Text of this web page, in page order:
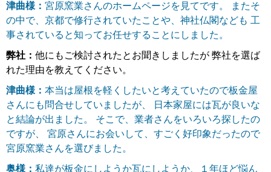
津曲様： 宮原窯業さんのホームページを見てです。 またそ
の中で、京都で修行されていたことや、神社仏閣なども 工
事されていると知ってお任せすることにしました。
弊社： 他にもご検討されたとお聞きしましたが 弊社を選ば
れた理由を教えてください。
津曲様： 本当は屋根を軽くしたいと考えていたので板金屋
さんにも問合せしていましたが、 日本家屋には瓦が良いな
と結論が出ました。 そこで、業者さんをいろいろ探したの
ですが、 宮原さんにお会いして、すごく好印象だったので
宮原窯業さんを選びました。
奥様： 私達が板金にしようか瓦にしようか、１年ほど悩ん